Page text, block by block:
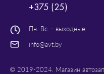
+375 (25)
Пн. Вс. - выходные
info@avt.by
© 2019-2024. Магазин